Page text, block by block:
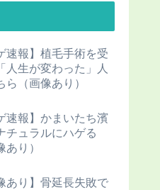
速報】植毛手術を受
人生が変わった」人
ら（画像あり）
速報】かまいたち濱
チュラルにハゲる
あり）
あり】骨延長失敗で